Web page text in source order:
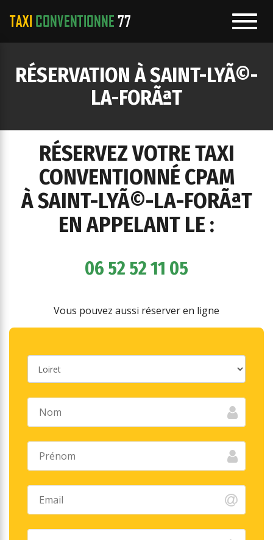
RÉSERVATION À SAINT-LYÃ©-
LA-FORÃªT
RÉSERVEZ VOTRE TAXI
CONVENTIONNÉ CPAM
À SAINT-LYÃ©-LA-FORÃªT
EN APPELANT LE :
06 52 52 11 05
Vous pouvez aussi réserver en ligne